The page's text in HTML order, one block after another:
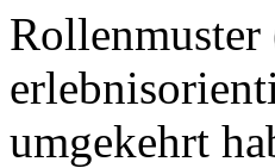
umgekehrt